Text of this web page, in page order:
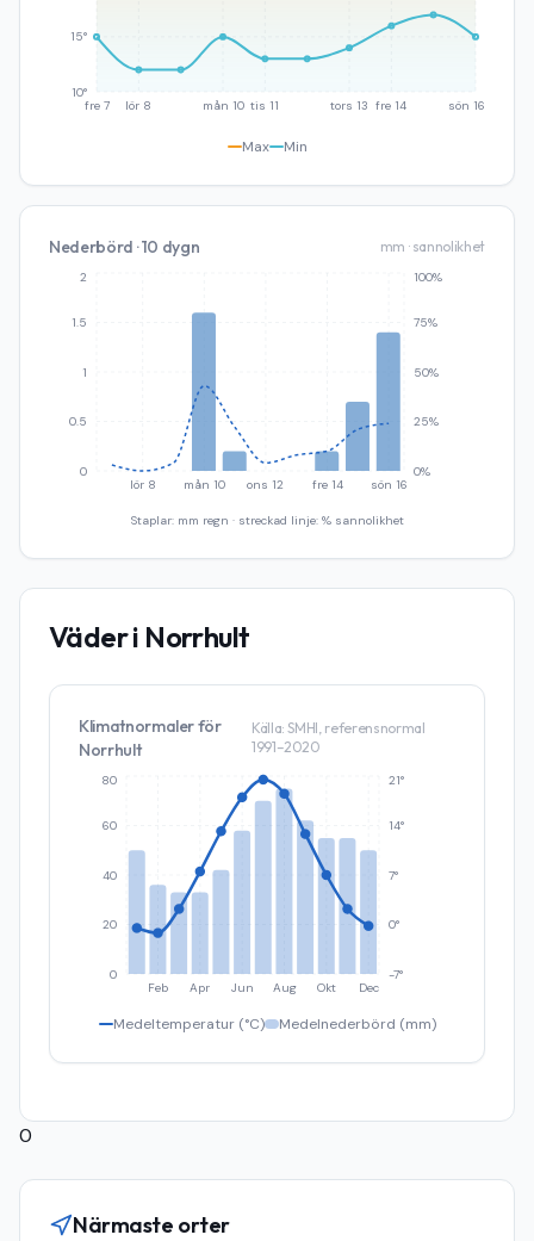
fre 7 lör 8 mån 10 tis 11 tors 13 fre 14 sön 16
10°
15°
Max Min
Nederbörd · 10 dygn mm · sannolikhet
lör 8 mån 10 ons 12 fre 14 sön 16
0
0.5
1
1.5
2
0%
25%
50%
75%
100%
Staplar: mm regn · streckad linje: % sannolikhet
Väder i Norrhult
Klimatnormaler för
Norrhult
Källa: SMHI, referensnormal
1991–2020
Feb Apr Jun Aug Okt Dec
0
20
40
60
80
-7°
0°
7°
14°
21°
Medeltemperatur (°C) Medelnederbörd (mm)
0
Närmaste orter